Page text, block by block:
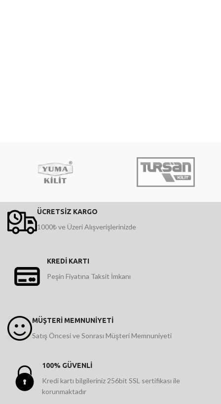
ÜCRETSİZ KARGO
1000₺ ve Üzeri Alışverişlerinizde
KREDİ KARTI
Peşin Fiyatına Taksit İmkanı
MÜŞTERİ MEMNUNİYETİ
Satış Öncesi ve Sonrası Müşteri Memnuniyeti
100% GÜVENLİ
Kredi kartı bilgileriniz 256bit SSL sertifikası ile
korunmaktadır